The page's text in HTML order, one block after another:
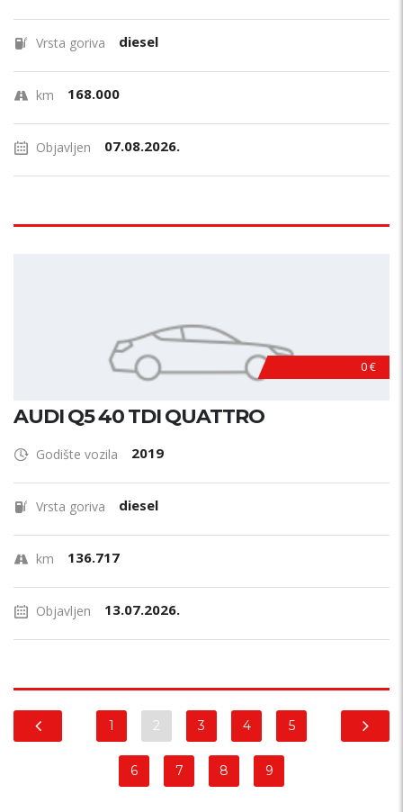
Vrsta goriva diesel
km 168.000
Objavljen 07.08.2026.
0 €
AUDI Q5 40 TDI QUATTRO
Godište vozila 2019
Vrsta goriva diesel
km 136.717
Objavljen 13.07.2026.
1 2 3 4 5
6 7 8 9